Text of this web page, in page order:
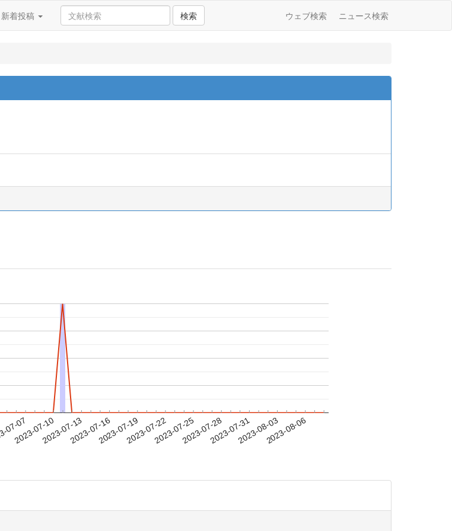
新着投稿 検索 ウェブ検索 ニュース検索
07-07
2023-07-102023-07-132023-07-162023-07-192023-07-222023-07-252023-07-282023-07-312023-08-032023-08-06